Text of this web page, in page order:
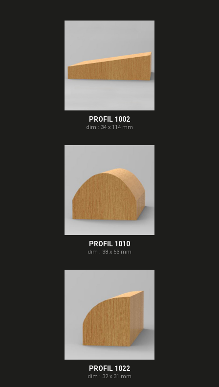
PROFIL 1002
dim : 34 x 114 mm
PROFIL 1010
dim : 38 x 53 mm
PROFIL 1022
dim : 32 x 31 mm